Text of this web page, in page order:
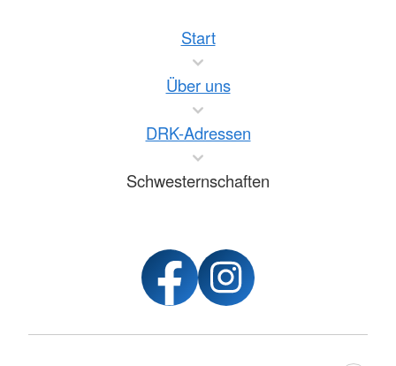
Start
Über uns
DRK-Adressen
Schwesternschaften